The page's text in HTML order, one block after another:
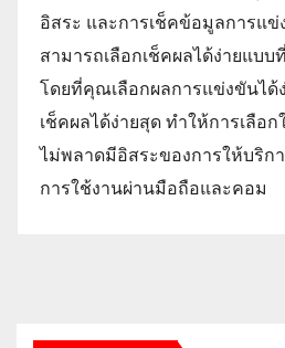
อิสระ และการเช็คข้อมูลการแ
สามารถเลือกเช็คผลได้ง่ายแบ
โดยที่คุณเลือกผลการแข่งขันได้
เช็คผลได้ง่ายสุด ทำให้การเลือ
ไม่พลาดมีอิสระของการให้บริก
การใช้งานผ่านมือถือและคอม